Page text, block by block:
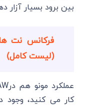
بین برود بسیار آزار
فرکانس نت
(لیست کامل)
کار می‌ کنید، وجود